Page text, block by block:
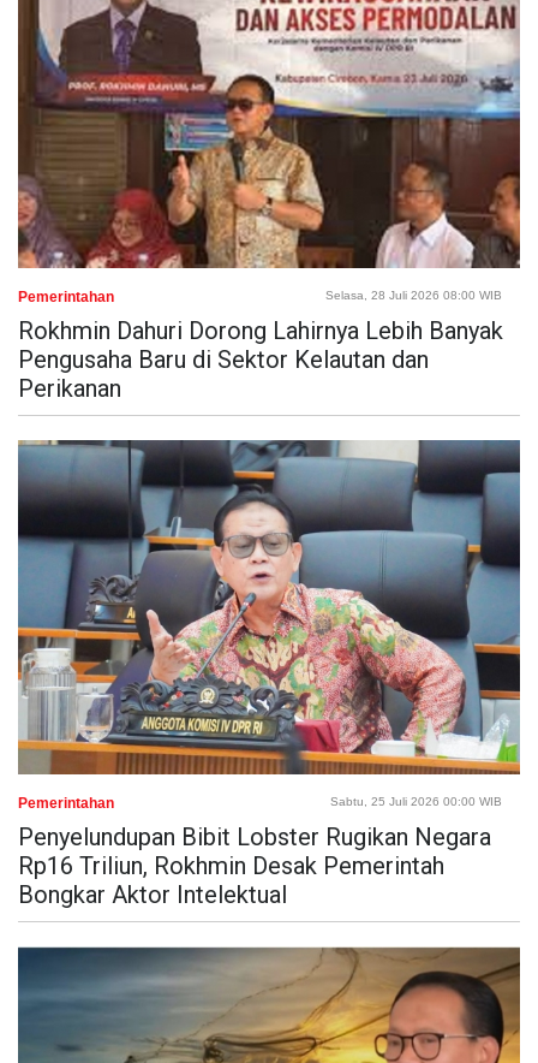
Pemerintahan Selasa, 28 Juli 2026 08:00 WIB
Rokhmin Dahuri Dorong Lahirnya Lebih Banyak
Pengusaha Baru di Sektor Kelautan dan
Perikanan
Pemerintahan Sabtu, 25 Juli 2026 00:00 WIB
Penyelundupan Bibit Lobster Rugikan Negara
Rp16 Triliun, Rokhmin Desak Pemerintah
Bongkar Aktor Intelektual